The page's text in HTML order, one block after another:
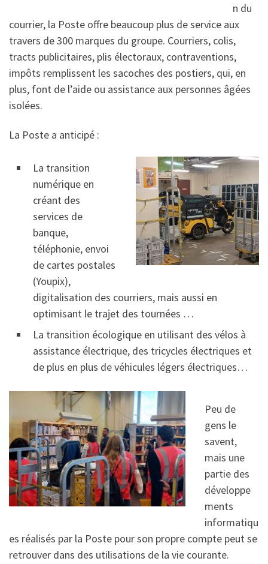
n du
courrier, la Poste offre beaucoup plus de service aux
travers de 300 marques du groupe. Courriers, colis,
tracts publicitaires, plis électoraux, contraventions,
impôts remplissent les sacoches des postiers, qui, en
plus, font de l’aide ou assistance aux personnes âgées
isolées.
La Poste a anticipé :
La transition
numérique en
créant des
services de
banque,
téléphonie, envoi
de cartes postales
(Youpix),
digitalisation des courriers, mais aussi en
optimisant le trajet des tournées …
La transition écologique en utilisant des vélos à
assistance électrique, des tricycles électriques et
de plus en plus de véhicules légers électriques…
Peu de
gens le
savent,
mais une
partie des
développe
ments
informatiqu
es réalisés par la Poste pour son propre compte peut se
retrouver dans des utilisations de la vie courante.